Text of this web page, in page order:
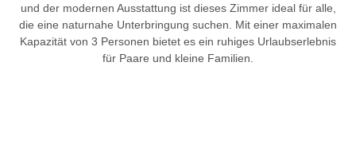
und der modernen Ausstattung ist dieses Zimmer ideal für alle,
die eine naturnahe Unterbringung suchen. Mit einer maximalen
Kapazität von 3 Personen bietet es ein ruhiges Urlaubserlebnis
für Paare und kleine Familien.